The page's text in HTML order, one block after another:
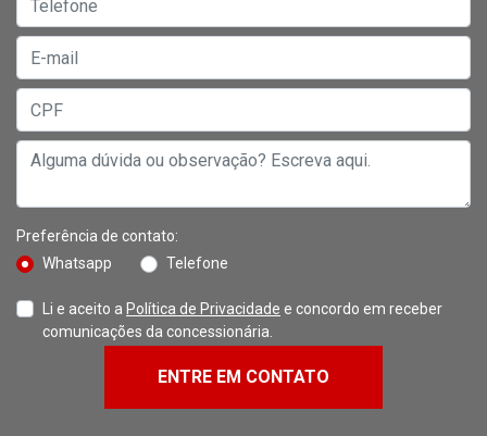
Preferência de contato:
Whatsapp
Telefone
Li e aceito a Política de Privacidade e concordo em receber
comunicações da concessionária.
ENTRE EM CONTATO